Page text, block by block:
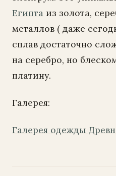
Египта из золота,
металлов ( даже
сплав достаточно
на серебро, но
платину.
Галерея:
Галерея одежды